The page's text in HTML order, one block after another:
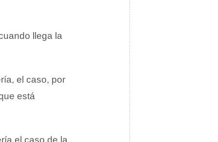
llega la
el caso, por
está
el caso de la